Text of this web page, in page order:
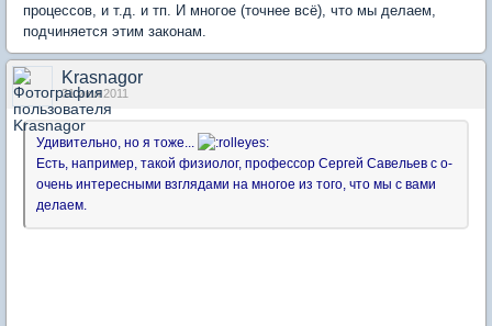
процессов, и т.д. и тп. И многое (точнее всё), что мы делаем,
подчиняется этим законам.
Krasnagor
31 июл 2011
Удивительно, но я тоже...
Есть, например, такой физиолог, профессор Сергей Савельев с о-
очень интересными взглядами на многое из того, что мы с вами
делаем.